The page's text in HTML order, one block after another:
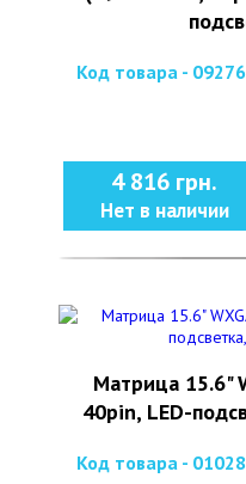
Код товара - 09276
4 816 грн.
Нет в наличии
Матрица 15.6"
40pin, LED-
Код товара - 01028